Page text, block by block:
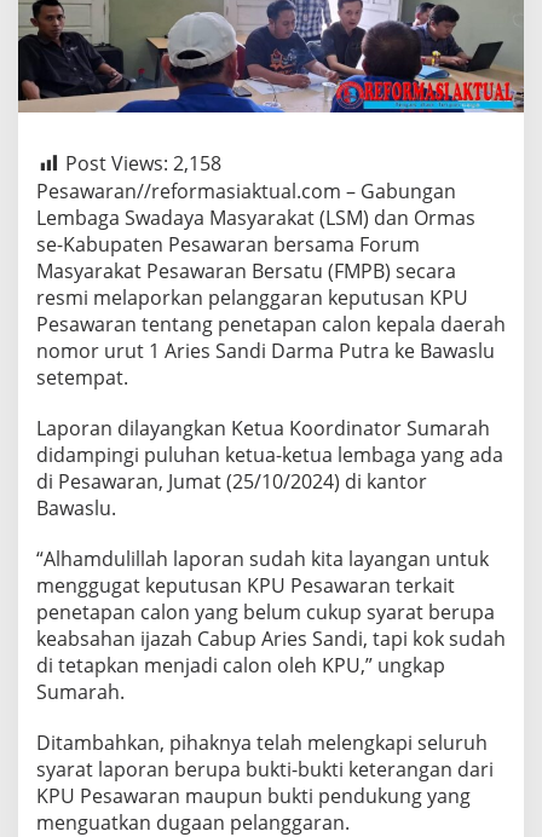
Post Views: 2,158
Pesawaran//reformasiaktual.com – Gabungan
Lembaga Swadaya Masyarakat (LSM) dan Ormas
se-Kabupaten Pesawaran bersama Forum
Masyarakat Pesawaran Bersatu (FMPB) secara
resmi melaporkan pelanggaran keputusan KPU
Pesawaran tentang penetapan calon kepala daerah
nomor urut 1 Aries Sandi Darma Putra ke Bawaslu
setempat.
Laporan dilayangkan Ketua Koordinator Sumarah
didampingi puluhan ketua-ketua lembaga yang ada
di Pesawaran, Jumat (25/10/2024) di kantor
Bawaslu.
“Alhamdulillah laporan sudah kita layangan untuk
menggugat keputusan KPU Pesawaran terkait
penetapan calon yang belum cukup syarat berupa
keabsahan ijazah Cabup Aries Sandi, tapi kok sudah
di tetapkan menjadi calon oleh KPU,” ungkap
Sumarah.
Ditambahkan, pihaknya telah melengkapi seluruh
syarat laporan berupa bukti-bukti keterangan dari
KPU Pesawaran maupun bukti pendukung yang
menguatkan dugaan pelanggaran.